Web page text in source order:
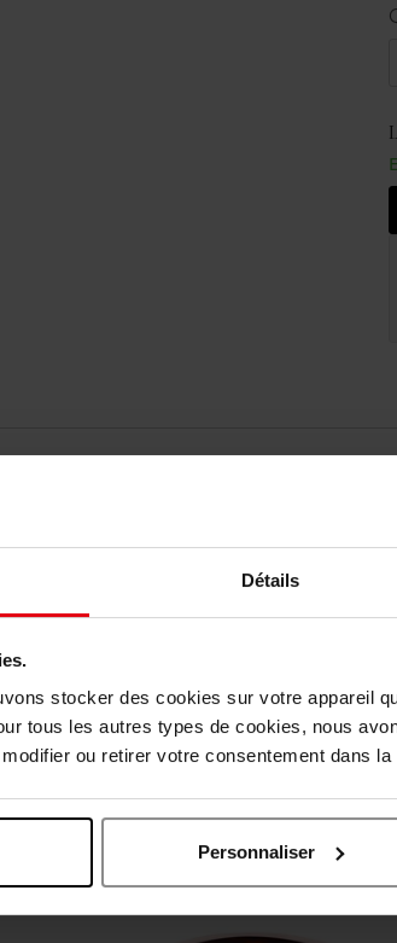
Détails
stocker des cookies sur votre appareil
tous les autres types de cookies, nous
ou retirer votre consentement dans
Personnaliser
Oublié quelque